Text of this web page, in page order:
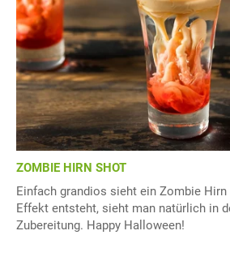
ZOMBIE HIRN SHOT
Einfach grandios sieht ein Zombie
Effekt entsteht, sieht man natürlich in
Zubereitung. Happy Halloween!